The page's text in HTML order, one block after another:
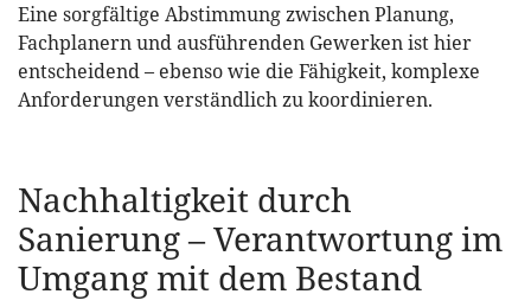
Eine sorgfältige Abstimmung zwischen Planung,
Fachplanern und ausführenden Gewerken ist hier
entscheidend – ebenso wie die Fähigkeit, komplexe
Anforderungen verständlich zu koordinieren.
Nachhaltigkeit durch
Sanierung – Verantwortung im
Umgang mit dem Bestand